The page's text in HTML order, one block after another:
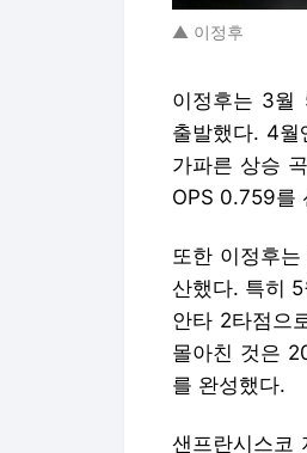
▲ 이정후
이정후는 3월
출발했다. 4
가파른 상승
OPS 0.759를
또한 이정후
산했다. 특히
안타 2타점으
몰아친 것은
를 완성했다.
샌프란시스코